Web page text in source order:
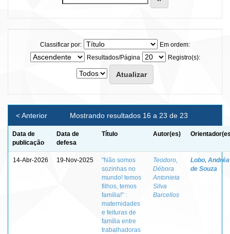
Classificar por:
Em ordem:
Resultados/Página
Registro(s):
Mostrando resultados 16 a 23 de 23
< Anterior
Data de
publicação
Data de
defesa
Título Autor(es)
14-Abr-2026 19-Nov-2025
"Não somos
sozinhas no
mundo! temos
filhos, temos
família!" :
maternidades
e feituras de
família entre
trabalhadoras
Teodoro,
Débora
Antonieta
Silva
Barcellos
Lobo, Andréa
de Souza